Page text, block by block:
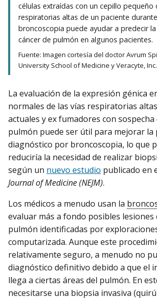
células extraídas con un cepillo pequeño
respiratorias altas de un paciente
broncoscopia puede ayudar a predecir
cáncer de pulmón en algunos pacientes.
Fuente: Imagen cortesía del doctor Avrum
University School of Medicine y Veracyte, Inc.
La evaluación de la expresión génica
normales de las vías respiratorias
actuales y ex fumadores con sospecha
pulmón puede ser útil para mejorar la
diagnóstico por broncoscopia, lo que
reduciría la necesidad de realizar
según un nuevo estudio publicado en
Journal of Medicine (NEJM).
Los médicos a menudo usan la
evaluar más a fondo posibles lesiones
pulmón identificadas por
computarizada. Aunque este
relativamente seguro, a menudo no
diagnóstico definitivo debido a que el
llega a ciertas áreas del pulmón. En
necesitarse una biopsia invasiva